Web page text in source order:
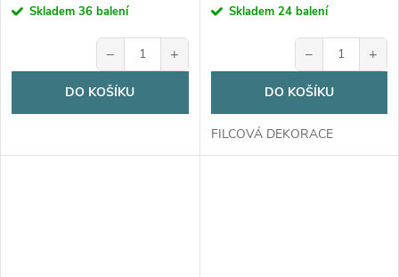
cena:Skladem 36 balení
− +
DO KOŠÍKU
cena:Skladem 24 balení
− +
DO KOŠÍKU
FILCOVÁ DEKORACE